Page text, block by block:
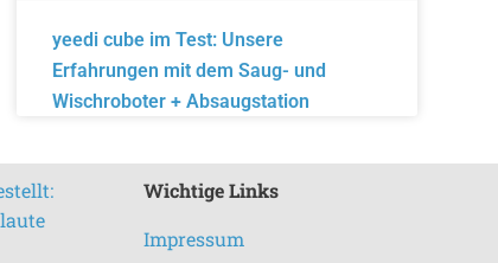
yeedi cube im Test: Unsere
Erfahrungen mit dem Saug- und
Wischroboter + Absaugstation
Wichtige Links
Impressum